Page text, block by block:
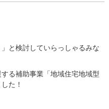
と検討していらっしゃるみな
る補助事業「地域住宅地域型
た！